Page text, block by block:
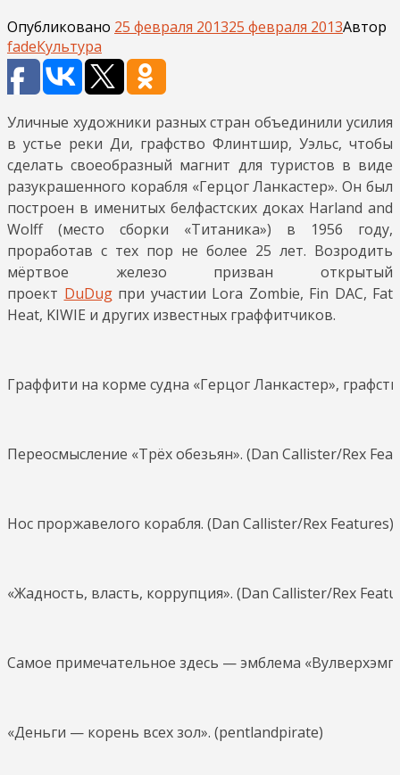
Опубликовано 25 февраля 201325 февраля 2013Автор
fadeКультура
Уличные художники разных стран объединили усилия
в устье реки Ди, графство Флинтшир, Уэльс, чтобы
сделать своеобразный магнит для туристов в виде
разукрашенного корабля «Герцог Ланкастер». Он был
построен в именитых белфастских доках Harland and
Wolff (место сборки «Титаника») в 1956 году,
проработав с тех пор не более 25 лет. Возродить
мёртвое железо призван открытый
проект DuDugпри участии Lora Zombie, Fin DAC, Fat
Heat, KIWIE и других известных граффитчиков.
Граффити на корме судна «Герцог Ланкастер»,
Переосмысление «Трёх обезьян». (Dan Callister/Rex
Нос проржавелого корабля. (Dan Callister/Rex Features)
«Жадность, власть, коррупция». (Dan Callister/Rex
Самое примечательное здесь — эмблема
«Деньги — корень всех зол». (pentlandpirate)